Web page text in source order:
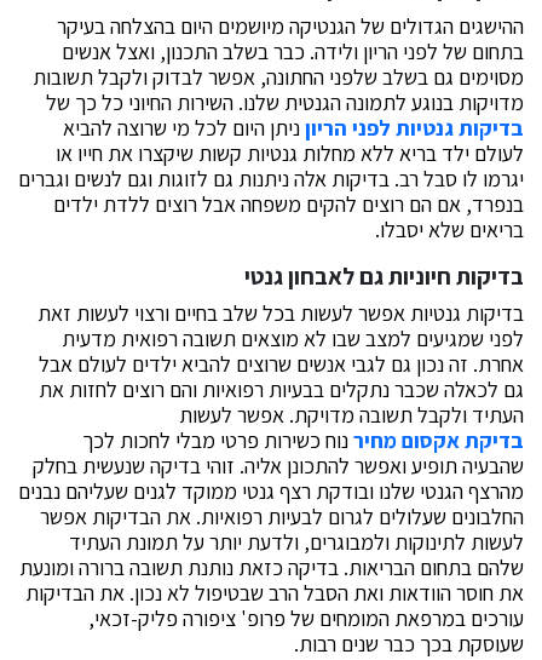
ההישגים הגדולים של הגנטיקה מיושמים היום בהצלחה בעיקר
בתחום של לפני הריון ולידה. כבר בשלב התכנון, ואצל אנשים
מסוימים גם בשלב שלפני החתונה, אפשר לבדוק ולקבל תשובות
מדויקות בנוגע לתמונה הגנטית שלנו. השירות החיוני כל כך של
בדיקות גנטיות לפני הריוןניתן היום לכל מי שרוצה להביא
לעולם ילד בריא ללא מחלות גנטיות קשות שיקצרו את חייו או
יגרמו לו סבל רב. בדיקות אלה ניתנות גם לזוגות וגם לנשים וגברים
בנפרד, אם הם רוצים להקים משפחה אבל רוצים ללדת ילדים
בריאים שלא יסבלו.
בדיקות חיוניות גם לאבחון גנטי
בדיקות גנטיות אפשר לעשות בכל שלב בחיים ורצוי לעשות זאת
לפני שמגיעים למצב שבו לא מוצאים תשובה רפואית מדעית
אחרת. זה נכון גם לגבי אנשים שרוצים להביא ילדים לעולם אבל
גם לכאלה שכבר נתקלים בבעיות רפואיות והם רוצים לחזות את
העתיד ולקבל תשובה מדויקת. אפשר לעשות
בדיקת אקסום מחירנוח כשירות פרטי מבלי לחכות לכך
שהבעיה תופיע ואפשר להתכונן אליה. זוהי בדיקה שנעשית בחלק
מהרצף הגנטי שלנו ובודקת רצף גנטי ממוקד לגנים שעליהם נבנים
החלבונים שעלולים לגרום לבעיות רפואיות. את הבדיקות אפשר
לעשות לתינוקות ולמבוגרים, ולדעת יותר על תמונת העתיד
שלהם בתחום הבריאות. בדיקה כזאת נותנת תשובה ברורה ומונעת
את חוסר הוודאות ואת הסבל הרב שבטיפול לא נכון. את הבדיקות
עורכים במרפאת המומחים של פרופ' ציפורה פליק-זכאי,
שעוסקת בכך כבר שנים רבות.